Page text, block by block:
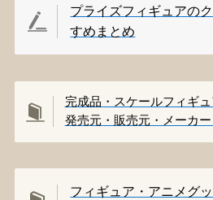
プライズフィギュアの
すめまとめ
完成品・スケールフィギュ
発売元・販売元・メーカ
フィギュア・アニメグ